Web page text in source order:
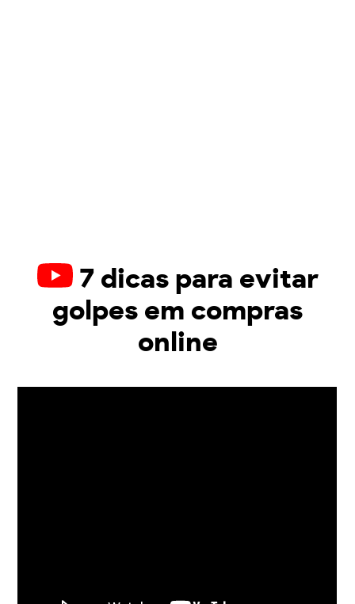
7 dicas para evitar
golpes em compras
online